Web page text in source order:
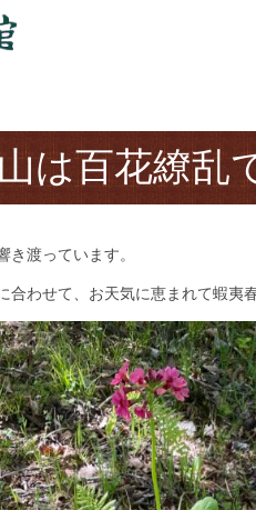
は百花繚乱
渡っています。
合わせて、お天気に恵まれて蝦夷